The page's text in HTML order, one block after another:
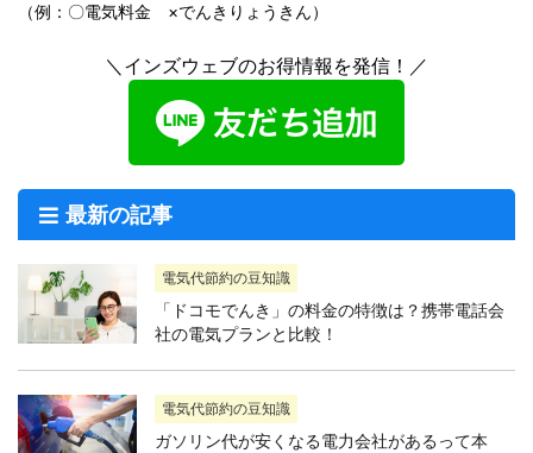
（例：〇電気料金 ×でんきりょうきん）
＼インズウェブのお得情報を発信！／
最新の記事
電気代節約の豆知識
「ドコモでんき」の料金の特徴は？携帯電話会
社の電気プランと比較！
電気代節約の豆知識
ガソリン代が安くなる電力会社があるって本